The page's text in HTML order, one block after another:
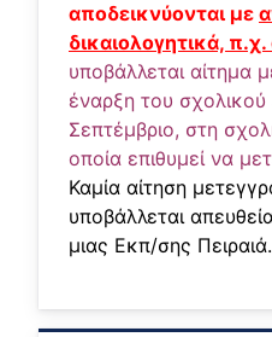
αποδεικνύονται με
δικαιολογητικά,
υποβάλλεται αίτημα
έναρξη του
Σεπτέμβριο, στη
οποία επιθυμεί να
Καμία αίτηση
υποβάλλεται
μιας Εκπ/σης Πειραιά.